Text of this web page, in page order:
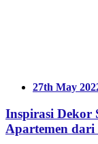
27th May
Inspirasi Dekor
Apartemen dari